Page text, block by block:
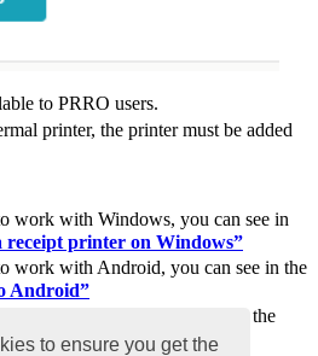
to ensure you get the
to PRRO users.
printer, the printer must be added
work with Windows, you can see in
receipt printer on Windows”
work with Android, you can see in the
Android”
work with IOS, you can see in the
IOS”